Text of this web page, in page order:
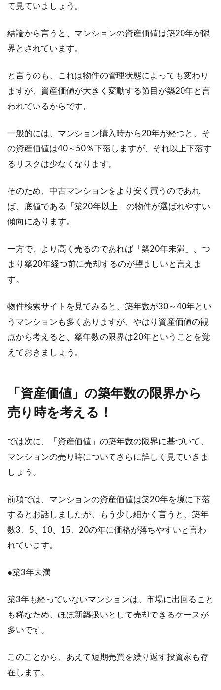
資は株式...
賢く購入しよう！新築建売住宅を購
入するまでの流れと注意点
新築の建売住宅があります。注文住宅よりも安
くマイホ...
マンションの通気口は換気に重要！
気になる掃除方法とは？
が、定期的に掃除を行っていますか？もし、あ
まり掃...
建売住宅と分譲住宅の違いは？注文
住宅との違いも解説！
マイホームの購入を考えている方は、住宅につ
住宅の建て替えとリフォームで迷
何十年と住み続けた家が住みづらくなってきた
と思った場合、建て替えやリフォームを検討し
賃貸マンションにエアコンを取り付
けたい！どうすればいい？
て見ていましょう。
結論から言うと、マンションの資産価値は築20年が限
界とされています。
と言うのも、これは物件の管理状態によっても変わり
ますが、資産価値が大きく変動する節目が築20年と言
われているからです。
一般的には、マンション購入時から20年が経つと、そ
の資産価値は40～50％下落しますが、それ以上下落す
るリスクは少なくなります。
そのため、中古マンションをより安く買うのであれ
ば、底値である「築20年以上」の物件が選ばれやすい
傾向にあります。
一方で、より高く売るのであれば「築20年未満」、つ
まり築20年経つ前に売却するのが望ましいと言えま
す。
物件検索サイトを見てみると、築年数が30～40年とい
うマンションも多くありますが、やはり資産価値の観
点から考えると、築年数の限界は20年ということを覚
えておきましょう。
「資産価値」の築年数の限界から
売り時を考える！
では次に、「資産価値」の築年数の限界に基づいて、
マンションの売り時についてさらに詳しく見ていきま
しょう。
前項では、マンションの資産価値は築20年を境に下落
するとお話しましたが、もう少し細かく言うと、築年
数3、5、10、15、20の年に価格が落ちやすいと言わ
れています。
●築3年未満
築3年も経っていないマンションは、市場に出回ること
も稀なため、ほぼ新築扱いとして売却できるケースが
多いです。
このことから、あえて短期売買を繰り返す投資家も存
在します。